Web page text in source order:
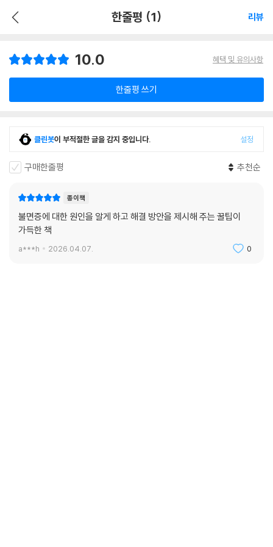
한줄평 (1) 리뷰
10.0 혜택 및 유의사항
한줄평 쓰기
클린봇이 부적절한 글을 감지 중입니다. 설정
구매한줄평 추천순
종이책
불면증에 대한 원인을 알게 하고 해결 방안을 제시해 주는 꿀팁이
가득한 책
a***h 2026.04.07. 0